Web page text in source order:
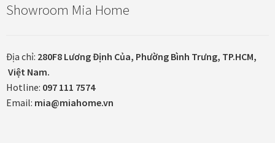
Showroom Mia Home
Địa chỉ: 280F8 Lương Định Của, Phường Bình Trưng, TP.HCM,
Việt Nam.
Hotline: 097 111 7574
Email: mia@miahome.vn